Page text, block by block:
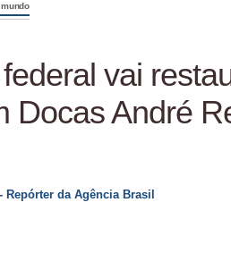
vai
Docas André
da Agência Brasil